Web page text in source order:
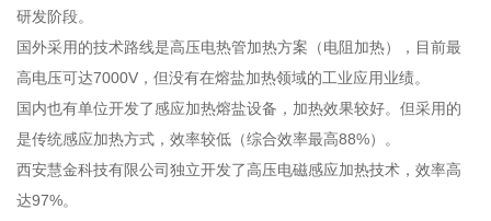
研发阶段。
国外采用的技术路线是高压电热管加热方案（电阻加热），目前最
高电压可达7000V，但没有在熔盐加热领域的工业应用业绩。
国内也有单位开发了感应加热熔盐设备，加热效果较好。但采用的
是传统感应加热方式，效率较低（综合效率最高88%）。
西安慧金科技有限公司独立开发了高压电磁感应加热技术，效率高
达97%。